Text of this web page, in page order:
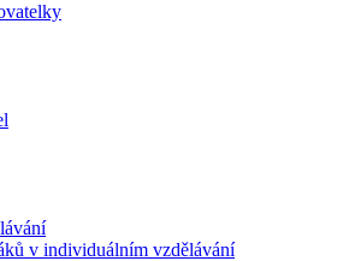
v individuálním vzdělávání